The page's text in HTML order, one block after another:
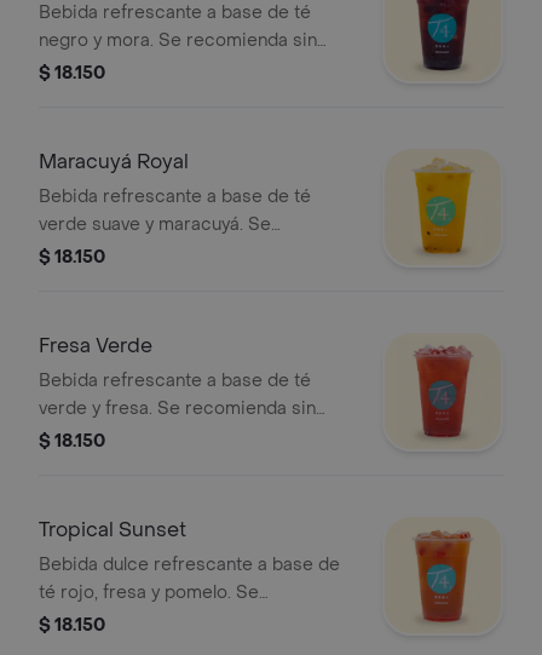
Bebida refrescante a base de té
negro y mora. Se recomienda sin
azúcar.
$ 18.150
Maracuyá Royal
Bebida refrescante a base de té
verde suave y maracuyá. Se
recomienda sin azúcar.
$ 18.150
Fresa Verde
Bebida refrescante a base de té
verde y fresa. Se recomienda sin
azúcar.
$ 18.150
Tropical Sunset
Bebida dulce refrescante a base de
té rojo, fresa y pomelo. Se
recomienda sin azúcar.
$ 18.150